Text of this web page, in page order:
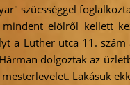
szűcsséggel
elölről kellett
a Luther utca 11.
dolgoztak az
Lakásuk